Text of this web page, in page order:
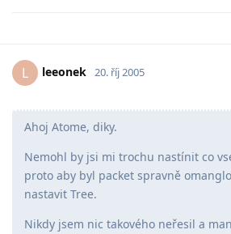
L leeonek 20. říj 2005
Ahoj Atome, diky.
Nemohl by jsi mi trochu nastínit co
proto aby byl packet spravně
nastavit Tree.
Nikdy jsem nic takového neřesil a